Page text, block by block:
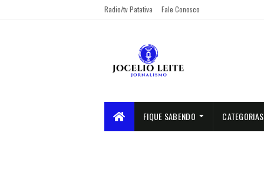
Radio/tv Patativa Fale Conosco
FIQUE SABENDO CATEGORIAS